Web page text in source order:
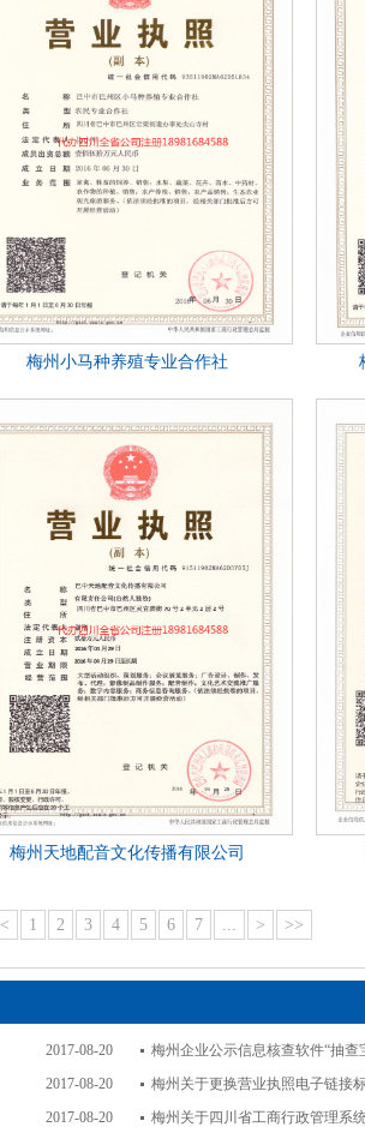
梅州小马种养殖专业合作社
梅州天地配音文化传播有限公司
< 1 2 3 4 5 6 7 ... > >>
2017-08-20 梅州企业公示信息核查软件“抽查
2017-08-20 梅州关于更换营业执照电子链接
2017-08-20 梅州关于四川省工商行政管理系